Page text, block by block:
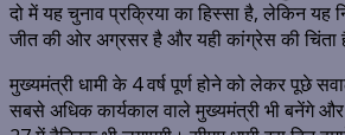
दो में यह चुनाव प्रक्रिया का हिस्सा है, लेकिन यह
जीत की ओर अग्रसर है और यही कांग्रेस की चिंता
मुख्यमंत्री धामी के 4 वर्ष पूर्ण होने को लेकर पूछे
सबसे अधिक कार्यकाल वाले मुख्यमंत्री भी बनेंगे